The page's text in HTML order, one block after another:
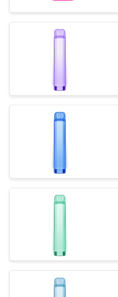
SUJET
D'USINE
QUALITÉ
DEMANDEZ
CITATION
PLAN
Stylo
Dispositif
cosse de
Vape plat
Pen Pod